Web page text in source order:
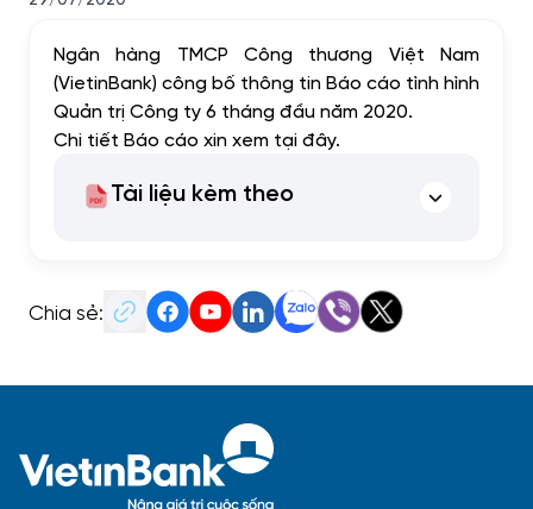
Ngân hàng TMCP Công thương Việt Nam
(VietinBank) công bố thông tin Báo cáo tình hình
Quản trị Công ty 6 tháng đầu năm 2020.
Chi tiết Báo cáo xin xem tại đây.
Tài liệu kèm theo
Chia sẻ: